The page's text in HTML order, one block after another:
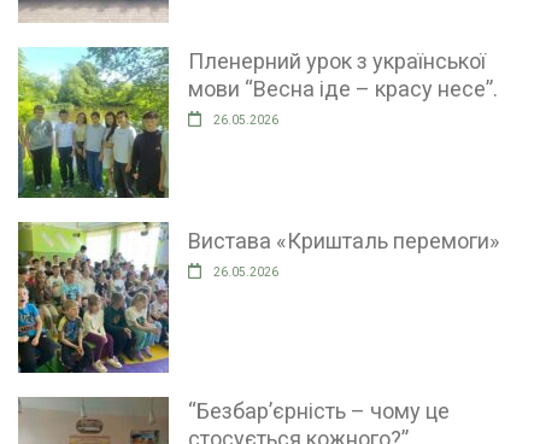
Пленерний урок з української
мови “Весна іде – красу несе”.
26.05.2026
Вистава «Кришталь перемоги»
26.05.2026
“Безбар’єрність – чому це